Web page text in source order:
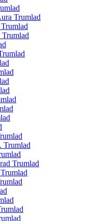
Trumlad
Trumlad
Trumlad